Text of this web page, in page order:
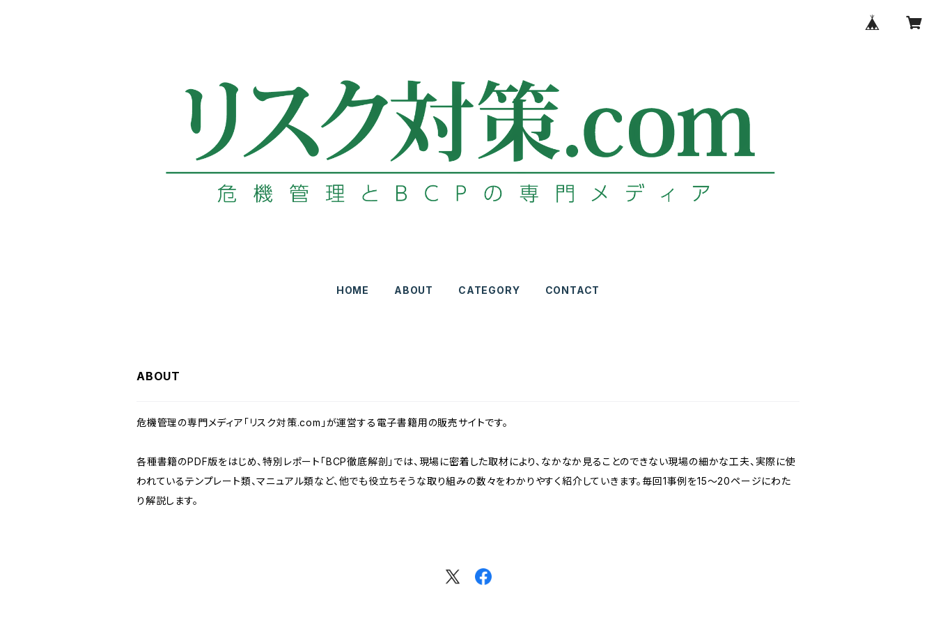
HOME ABOUT CATEGORY CONTACT
ABOUT
危機管理の専門メディア「リスク対策.com」が運営する電子書籍用の販売サイトです。
各種書籍のPDF版をはじめ、特別レポート「BCP徹底解剖」では、現場に密着した取材により、なかなか見ることのできない現場の細かな工夫、実際に使
われているテンプレート類、マニュアル類など、他でも役立ちそうな取り組みの数々をわかりやすく紹介していきます。毎回1事例を15～20ページにわた
り解説します。